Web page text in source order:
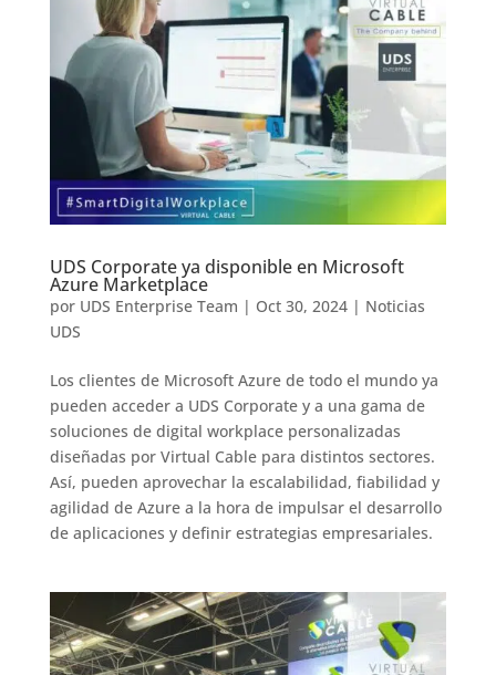
UDS Corporate ya disponible en Microsoft
Azure Marketplace
por UDS Enterprise Team | Oct 30, 2024| Noticias
UDS
Los clientes de Microsoft Azure de todo el mundo ya
pueden acceder a UDS Corporate y a una gama de
soluciones de digital workplace personalizadas
diseñadas por Virtual Cable para distintos sectores.
Así, pueden aprovechar la escalabilidad, fiabilidad y
agilidad de Azure a la hora de impulsar el desarrollo
de aplicaciones y definir estrategias empresariales.